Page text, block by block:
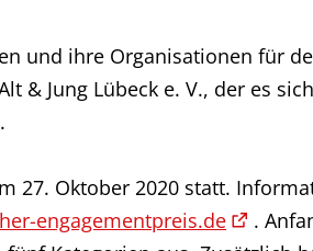
und ihre Organisationen für
Jung Lübeck e. V., der es
27. Oktober 2020 statt.
engagementpreis.de
.